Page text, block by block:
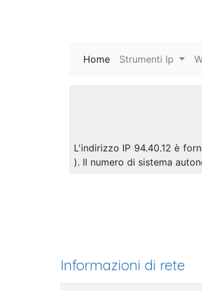
Home (current)
Strumenti Ip
L'indirizzo IP 94.40.12 è
). Il numero di sistema
Informazioni di rete